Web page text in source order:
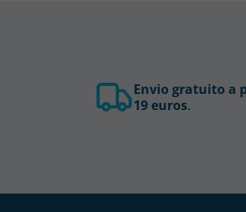
Envio gratuito a
19 euros.